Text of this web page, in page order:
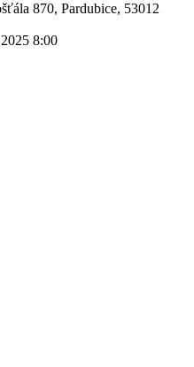
870, Pardubice, 53012
8:00